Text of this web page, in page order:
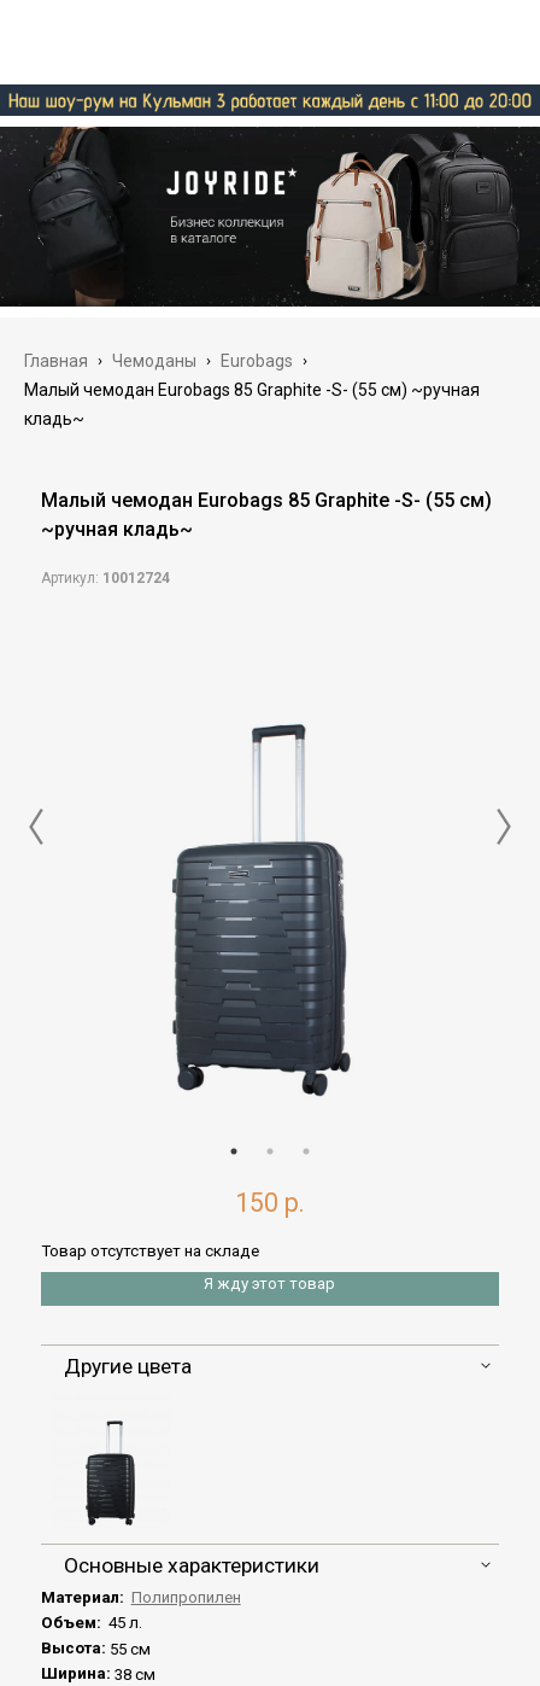
Главная › Чемоданы › Eurobags ›
Малый чемодан Eurobags 85 Graphite -S- (55 см) ~ручная
кладь~
Малый чемодан Eurobags 85 Graphite -S- (55 см)
~ручная кладь~
Артикул: 10012724
150 р.
Товар отсутствует на складе
Я жду этот товар
Другие цвета
Основные характеристики
Материал: Полипропилен
Объем: 45 л.
Высота: 55 см
Ширина: 38 см